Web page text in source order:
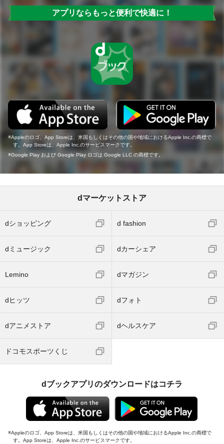
アプリならもっと便利で快適に！
Appleのロゴ、App Storeは、米国もしくはその他の国や地域におけるApple Inc.の商標で
す。App Storeは、Apple Inc.のサービスマークです。
Google Play および Google Play ロゴは Google LLC の商標です。
dマーケットストア
dショッピング d fashion
dミュージック dカーシェア
Lemino dマガジン
dヒッツ dフォト
dアニメストア dヘルスケア
ドコモスポーツくじ
dブックアプリのダウンロードはコチラ
Appleのロゴ、App Storeは、米国もしくはその他の国や地域におけるApple Inc.の商標で
す。App Storeは、Apple Inc.のサービスマークです。